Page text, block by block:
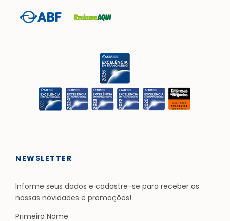
NEWSLETTER
Informe seus dados e cadastre-se para receber as
nossas novidades e promoções!
Primeiro Nome